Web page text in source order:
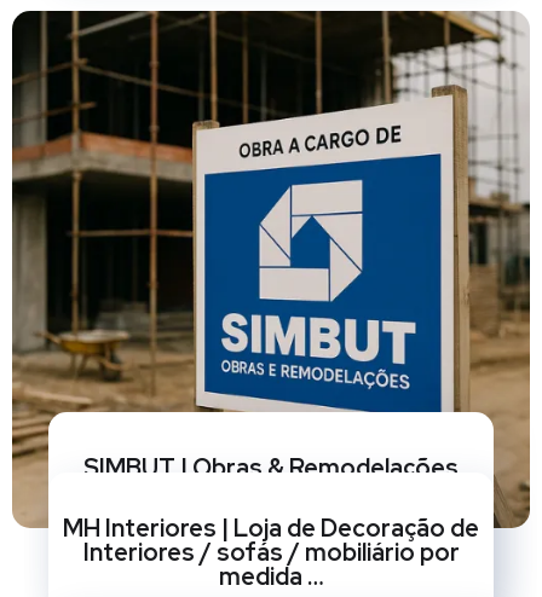
SIMBUT | Obras & Remodelações
SOCIAIS /MARKETING OPTIMIZAÇÃO SEO/ REDESIGN DE
SITES
MH Interiores | Loja de Decoração de
Interiores / sofás / mobiliário por
medida …